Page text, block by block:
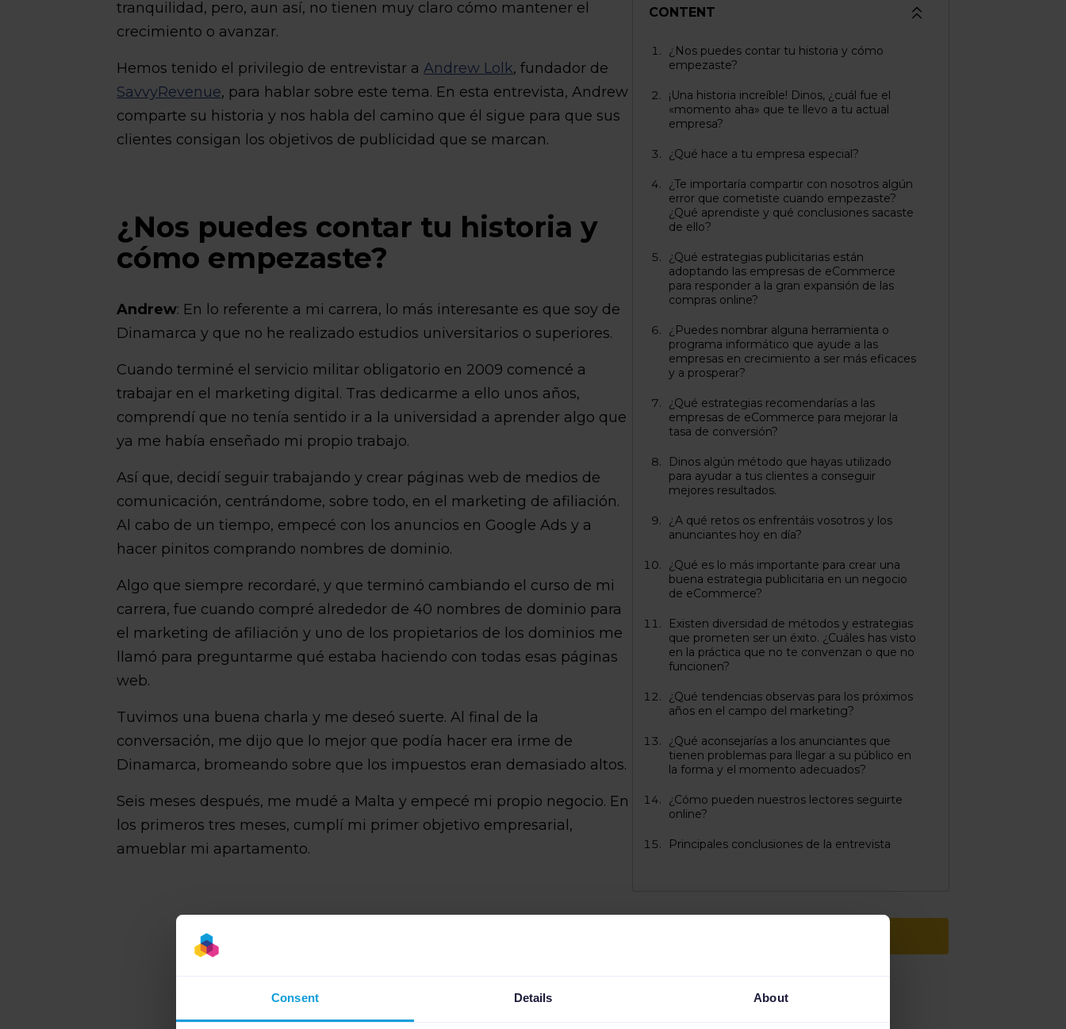
Consent Details About
tranquilidad, pero, aun así, no tienen muy claro cómo mantener el
crecimiento o avanzar.
Hemos tenido el privilegio de entrevistar aAndrew Lolk, fundador de
SavvyRevenue, para hablar sobre este tema. En esta entrevista, Andrew
comparte su historia y nos habla del camino que él sigue para que sus
clientes consigan los objetivos de publicidad que se marcan.
¿Nos puedes contar tu historia y
cómo empezaste?
Andrew: En lo referente a mi carrera, lo más interesante es que soy de
Dinamarca y que no he realizado estudios universitarios o superiores.
Cuando terminé el servicio militar obligatorio en 2009 comencé a
trabajar en el marketing digital. Tras dedicarme a ello unos años,
comprendí que no tenía sentido ir a la universidad a aprender algo que
ya me había enseñado mi propio trabajo.
Así que, decidí seguir trabajando y crear páginas web de medios de
comunicación, centrándome, sobre todo, en el marketing de afiliación.
Al cabo de un tiempo, empecé con los anuncios en Google Ads y a
hacer pinitos comprando nombres de dominio.
Algo que siempre recordaré, y que terminó cambiando el curso de mi
carrera, fue cuando compré alrededor de 40 nombres de dominio para
el marketing de afiliación y uno de los propietarios de los dominios me
llamó para preguntarme qué estaba haciendo con todas esas páginas
web.
Tuvimos una buena charla y me deseó suerte. Al final de la
conversación, me dijo que lo mejor que podía hacer era irme de
Dinamarca, bromeando sobre que los impuestos eran demasiado altos.
Seis meses después, me mudé a Malta y empecé mi propio negocio. En
los primeros tres meses, cumplí mi primer objetivo empresarial,
amueblar mi apartamento.
CONTENT
¿Nos puedes contar tu historia y cómo
empezaste?
¡Una historia increíble! Dinos, ¿cuál fue el
«momento aha» que te llevo a tu actual
empresa?
¿Qué hace a tu empresa especial?
¿Te importaría compartir con nosotros algún
error que cometiste cuando empezaste?
¿Qué aprendiste y qué conclusiones sacaste
de ello?
¿Qué estrategias publicitarias están
adoptando las empresas de eCommerce
para responder a la gran expansión de las
compras online?
¿Puedes nombrar alguna herramienta o
programa informático que ayude a las
empresas en crecimiento a ser más eficaces
y a prosperar?
¿Qué estrategias recomendarías a las
empresas de eCommerce para mejorar la
tasa de conversión?
Dinos algún método que hayas utilizado
para ayudar a tus clientes a conseguir
mejores resultados.
¿A qué retos os enfrentáis vosotros y los
anunciantes hoy en día?
¿Qué es lo más importante para crear una
buena estrategia publicitaria en un negocio
de eCommerce?
Existen diversidad de métodos y estrategias
que prometen ser un éxito. ¿Cuáles has visto
en la práctica que no te convenzan o que no
funcionen?
¿Qué tendencias observas para los próximos
años en el campo del marketing?
¿Qué aconsejarías a los anunciantes que
tienen problemas para llegar a su público en
la forma y el momento adecuados?
¿Cómo pueden nuestros lectores seguirte
online?
Principales conclusiones de la entrevista